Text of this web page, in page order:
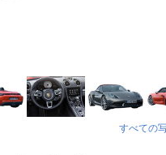
すべての